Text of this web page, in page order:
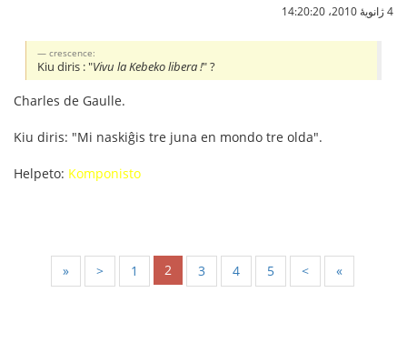
4 ژانویهٔ 2010،‏ 14:20:20
crescence:
Kiu diris : "Vivu la Kebeko libera !" ?
Charles de Gaulle.
Kiu diris: "Mi naskiĝis tre juna en mondo tre olda".
Helpeto: Komponisto
« < 1 2 3 4 5 > »